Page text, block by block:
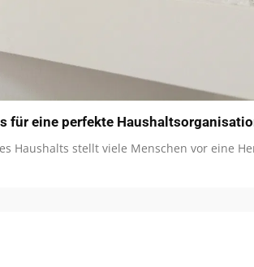
für eine perfekte
Haushalts stellt viele Menschen vor eine